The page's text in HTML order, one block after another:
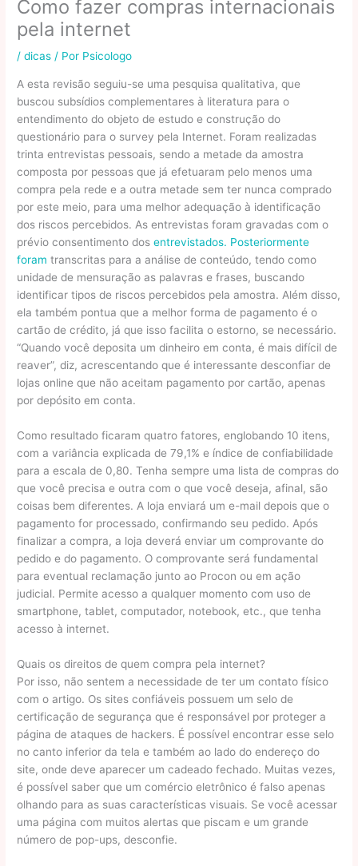
Como fazer compras internacionais
pela internet
/dicas / Por Psicologo
A esta revisão seguiu-se uma pesquisa qualitativa, que
buscou subsídios complementares à literatura para o
entendimento do objeto de estudo e construção do
questionário para o survey pela Internet. Foram realizadas
trinta entrevistas pessoais, sendo a metade da amostra
composta por pessoas que já efetuaram pelo menos uma
compra pela rede e a outra metade sem ter nunca comprado
por este meio, para uma melhor adequação à identificação
dos riscos percebidos. As entrevistas foram gravadas com o
prévio consentimento dosentrevistados. Posteriormente
foram transcritas para a análise de conteúdo, tendo como
unidade de mensuração as palavras e frases, buscando
identificar tipos de riscos percebidos pela amostra. Além disso,
ela também pontua que a melhor forma de pagamento é o
cartão de crédito, já que isso facilita o estorno, se necessário.
“Quando você deposita um dinheiro em conta, é mais difícil de
reaver”, diz, acrescentando que é interessante desconfiar de
lojas online que não aceitam pagamento por cartão, apenas
por depósito em conta.
Como resultado ficaram quatro fatores, englobando 10 itens,
com a variância explicada de 79,1% e índice de confiabilidade
para a escala de 0,80. Tenha sempre uma lista de compras do
que você precisa e outra com o que você deseja, afinal, são
coisas bem diferentes. A loja enviará um e-mail depois que o
pagamento for processado, confirmando seu pedido. Após
finalizar a compra, a loja deverá enviar um comprovante do
pedido e do pagamento. O comprovante será fundamental
para eventual reclamação junto ao Procon ou em ação
judicial. Permite acesso a qualquer momento com uso de
smartphone, tablet, computador, notebook, etc., que tenha
acesso à internet.
Quais os direitos de quem compra pela internet?
Por isso, não sentem a necessidade de ter um contato físico
com o artigo. Os sites confiáveis possuem um selo de
certificação de segurança que é responsável por proteger a
página de ataques de hackers. É possível encontrar esse selo
no canto inferior da tela e também ao lado do endereço do
site, onde deve aparecer um cadeado fechado. Muitas vezes,
é possível saber que um comércio eletrônico é falso apenas
olhando para as suas características visuais. Se você acessar
uma página com muitos alertas que piscam e um grande
número de pop-ups, desconfie.